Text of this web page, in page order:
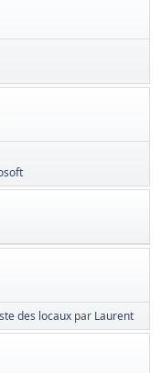
des locaux par Laurent